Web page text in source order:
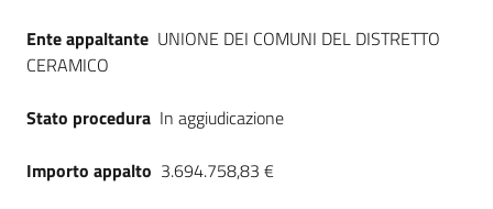
Ente appaltante UNIONE DEI COMUNI DEL DISTRETTO
CERAMICO
Stato procedura In aggiudicazione
Importo appalto 3.694.758,83 €